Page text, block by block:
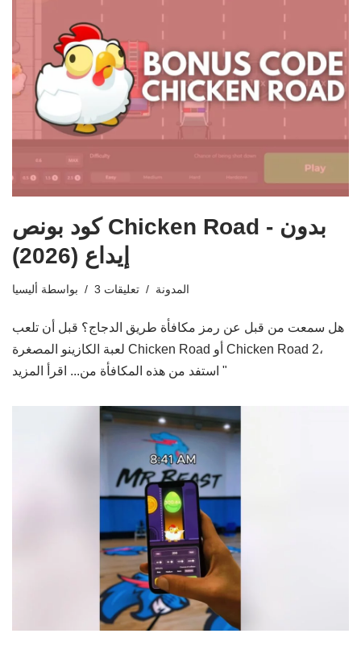
كود بونص Chicken Road - بدون
إيداع (2026)
بواسطة أليسيا 3 تعليقات المدونة
هل سمعت من قبل عن رمز مكافأة طريق الدجاج؟ قبل أن تلعب
لعبة الكازينو المصغرة Chicken Road أو Chicken Road 2،
استفد من هذه المكافأة من... اقرأ المزيد "